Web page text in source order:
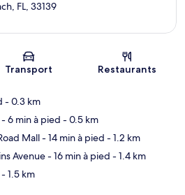
Carte
FL, 33139
Transport Restaurants
- 0.3 km
- 6 min à pied - 0.5 km
Mall- 14 min à pied - 1.2 km
Avenue- 16 min à pied - 1.4 km
- 1.5 km